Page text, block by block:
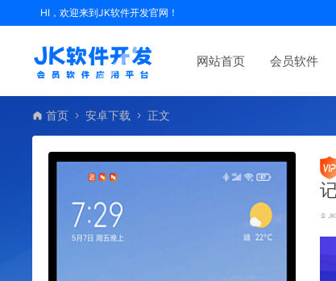
HI，欢迎来到JK软件开发官网！
网站首页 会员软件
首页 安卓下载 正文